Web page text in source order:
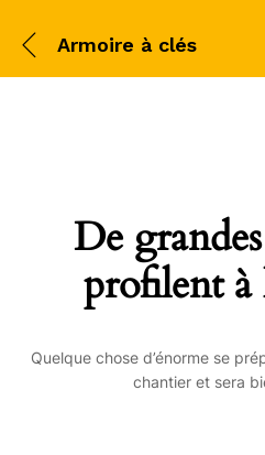
Armoire à clés
De
profilent à
Quelque chose d’énorme se
chantier et sera